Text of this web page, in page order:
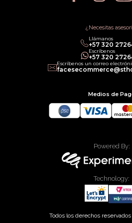
Política legal de Gift Cards
¿Necesitas
Llámanos
‎+57 320
Escríbenos
‎+57 320
Escríbenos un correo
Medios de
Powered By:
Technology:
Todos los derechos